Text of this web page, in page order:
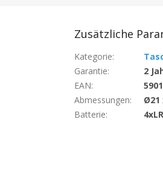
Zusätzliche
Kategorie:
Garantie:
2
EAN:
Abmessungen:
Ø21
Batterie: